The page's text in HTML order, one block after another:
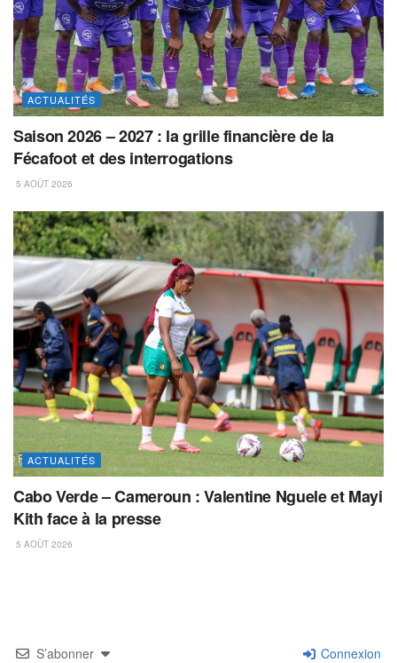
ACTUALITÉS
Saison 2026 – 2027 : la grille financière de la
Fécafoot et des interrogations
5 AOÛT 2026
ACTUALITÉS
Cabo Verde – Cameroun : Valentine Nguele et Mayi
Kith face à la presse
5 AOÛT 2026
S’abonner Connexion